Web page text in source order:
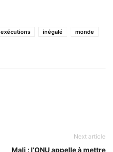
exécutions inégalé
monde
Next article
Mali : l’ONU appelle à mettre